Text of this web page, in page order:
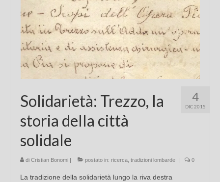
4
DIC 2015
Solidarietà: Trezzo, la
storia della città
solidale
di Cristian Bonomi | postato in: ricerca tradizioni lombarde | 0
La tradizione della solidarietà lungo la riva destra